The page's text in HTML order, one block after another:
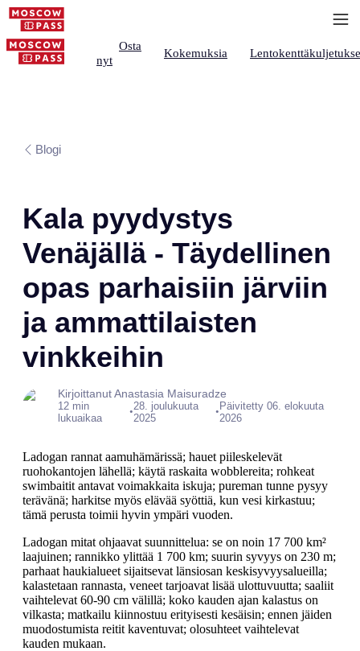
Osta
nyt
Kokemuksia
Blogi
Kala pyydystys
Venäjällä - Täydellinen
opas parhaisiin järviin
ja ammattilaisten
vinkkeihin
Kirjoittanut Anastasia Maisuradze
12 min
lukuaikaa
•28. joulukuuta
2025
• Päivitetty 06. elokuuta
2026
Ladogan rannat aamuhämärissä; hauet piileskelevät
ruohokantojen lähellä; käytä raskaita wobblereita; rohkeat
swimbaitit antavat voimakkaita iskuja; pureman tunne pysyy
terävänä; harkitse myös elävää syöttiä, kun vesi kirkastuu;
tämä perusta toimii hyvin ympäri vuoden.
Ladogan mitat ohjaavat suunnittelua: se on noin 17 700 km²
laajuinen; rannikko ylittää 1 700 km; suurin syvyys on 230 m;
parhaat haukialueet sijaitsevat länsiosan keskisyvyysalueilla;
kalastetaan rannasta, veneet tarjoavat lisää ulottuvuutta; saaliit
vaihtelevat 60-90 cm välillä; koko kauden ajan kalastus on
vilkasta; matkailu kiinnostuu erityisesti kesäisin; ennen jäiden
muodostumista reitit kaventuvat; olosuhteet vaihtelevat
kauden mukaan.